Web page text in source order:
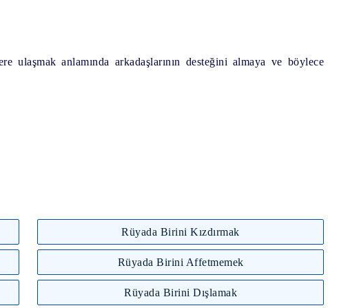
ulaşmak anlamında arkadaşlarının desteğini almaya ve böylece
Rüyada Birini Kızdırmak
Rüyada Birini Affetmemek
Rüyada Birini Dışlamak